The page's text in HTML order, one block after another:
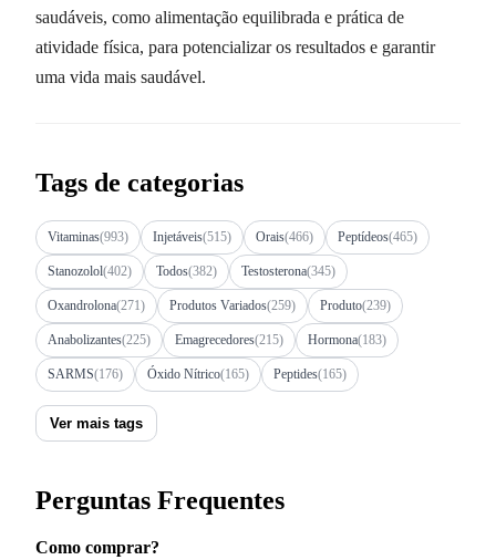
saudáveis, como alimentação equilibrada e prática de
atividade física, para potencializar os resultados e garantir
uma vida mais saudável.
Tags de categorias
Vitaminas(993) Injetáveis(515) Orais(466) Peptídeos(465)
Stanozolol(402) Todos(382) Testosterona(345)
Oxandrolona(271) Produtos Variados(259) Produto(239)
Anabolizantes(225) Emagrecedores(215) Hormona(183)
SARMS(176) Óxido Nítrico(165) Peptides(165)
Ver mais tags
Perguntas Frequentes
Como comprar?